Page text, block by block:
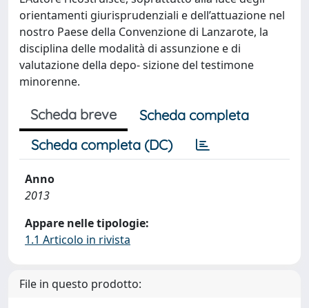
orientamenti giurisprudenziali e dell’attuazione nel
nostro Paese della Convenzione di Lanzarote, la
disciplina delle modalità di assunzione e di
valutazione della depo- sizione del testimone
minorenne.
Scheda breve
Scheda completa
Scheda completa (DC)
Anno
2013
Appare nelle tipologie:
1.1 Articolo in rivista
File in questo prodotto: